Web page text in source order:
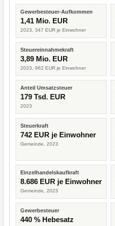
Gewerbesteuer-Aufkommen
1,41 Mio. EUR
2023, 347 EUR je Einwohner
Steuereinnahmekraft
3,89 Mio. EUR
2023, 962 EUR je Einwohner
Anteil Umsatzsteuer
179 Tsd. EUR
2023
Steuerkraft
742 EUR je Einwohner
Gemeinde, 2023
Einzelhandelskaufkraft
8.686 EUR je Einwohner
Gemeinde, 2023
Gewerbesteuer
440 % Hebesatz